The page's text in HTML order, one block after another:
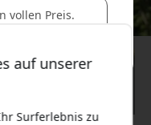
auf unserer
Surferlebnis zu
vollen Preis.